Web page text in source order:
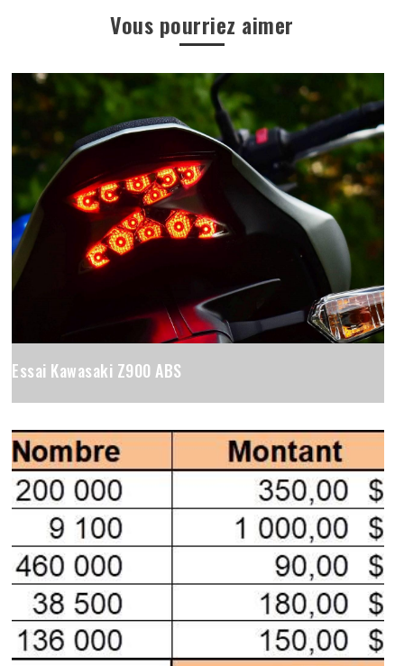
Vous pourriez aimer
Essai Kawasaki Z900 ABS